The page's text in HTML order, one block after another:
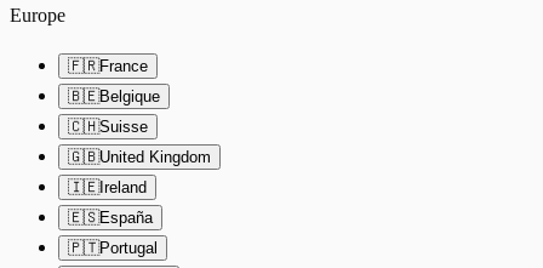
Europe
🇫🇷France
🇧🇪Belgique
🇨🇭Suisse
🇬🇧United Kingdom
🇮🇪Ireland
🇪🇸España
🇵🇹Portugal